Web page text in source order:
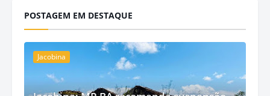
POSTAGEM EM DESTAQUE
Jacobina